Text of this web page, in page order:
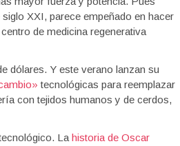
XXI, parece empeñado en hacer
de medicina regenerativa
dólares. Y este verano lanzan su
tecnológicas para reemplazar
con tejidos humanos y de cerdos,
La historia de Oscar